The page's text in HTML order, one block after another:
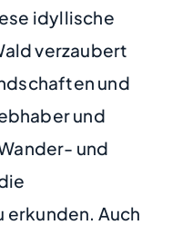
idyllische
verzaubert
und
und
und
erkunden. Auch